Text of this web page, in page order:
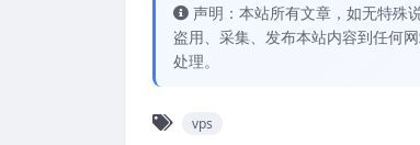
声明：本站所有文章，如无特殊
盗用、采集、发布本站内容到任何
处理。
vps